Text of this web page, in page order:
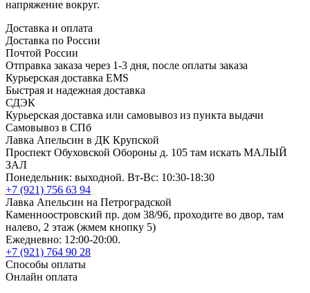
напряжение вокруг.
Доставка и оплата
Доставка по России
Почтой России
Отправка заказа через 1-3 дня, после оплаты заказа
Курьерская доставка EMS
Быстрая и надежная доставка
СДЭК
Курьерская доставка или самовывоз из пункта выдачи
Самовывоз в СПб
Лавка Апельсин в ДК Крупской
Проспект Обуховской Обороны д. 105 там искать МАЛЫЙ
ЗАЛ
Понедельник: выходной. Вт-Вс: 10:30-18:30
+7 (921) 756 63 94
Лавка Апельсин на Петроградской
Каменноостровский пр. дом 38/96, проходите во двор, там
налево, 2 этаж (жмем кнопку 5)
Ежедневно: 12:00-20:00.
+7 (921) 764 90 28
Способы оплаты
Онлайн оплата